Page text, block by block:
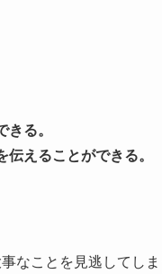
る。
伝えることができる。
なことを見逃してしま